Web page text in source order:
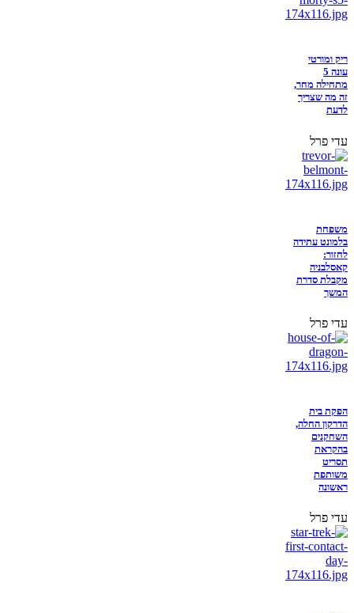
ריק ומורטי
עונה 5
מתחילה מחר,
זה מה שצריך
לדעת
עדי פרל
משפחת
בלמונט עתידה
לחזור:
קאסלבניה
מקבלת סדרת
המשך
עדי פרל
הפקת בית
הדרקון החלה,
השחקנים
בהקראת
תסריט
משותפת
ראשונה
עדי פרל